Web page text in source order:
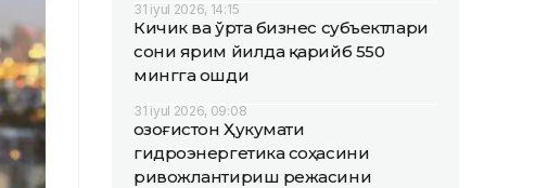
31 iyul 2026, 14:15
Кичик ва ўрта бизнес субъектлари
сони ярим йилда қарийб 550
мингга ошди
31 iyul 2026, 09:08
Қозоғистон Ҳукумати
гидроэнергетика соҳасини
ривожлантириш режасини